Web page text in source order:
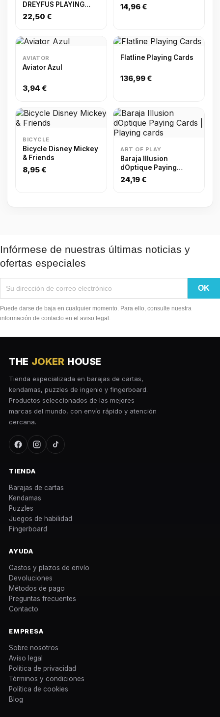
DREYFUS PLAYING
CARDS
22,50 €
14,96 €
AVIATOR
Aviator Azul
3,94 €
Flatline Playing Cards
136,99 €
BICYCLE
Bicycle Disney Mickey
& Friends
8,95 €
ART OF PLAY
Baraja Illusion
dOptique Paying
Cards | Playing cards
24,19 €
Infórmese de nuestras últimas noticias y
ofertas especiales
Puede darse de baja en cualquier momento. Para ello, consulte nuestra
información de contacto en el aviso legal.
THE JOKER HOUSE
Tienda especializada en barajas de cartas,
kendamas, puzzles de ingenio y fingerboard.
Productos seleccionados de las mejores
marcas del mundo, con envío rápido y atención
cercana.
TIENDA
Barajas de cartas
Kendamas
Puzzles
Juegos de habilidad
Fingerboard
AYUDA
Gastos y plazos de envío
Devoluciones
Métodos de pago
Preguntas frecuentes
Contacto
EMPRESA
Sobre nosotros
Aviso legal
Política de privacidad
Términos y condiciones
Política de cookies
Blog